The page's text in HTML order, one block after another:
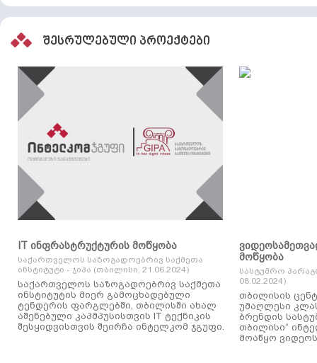
შესრულებული პროექტები
IT ინფრასტრუქტურის მოწყობა
საქართველოს საზოგადოებრივ საქმეთა
ინსტიტუტი - ჯიპა (თბილისი, 21.06.2024)
საქართველოს საზოგადოებრივ საქმეთა
ინსტიტუტის მიერ გამოცხადებული
ტენდერის ფარგლებში, თბილისში ახალ
აშენებული კაპმპუსისთვის IT ტექნიკის
შესყიდვისთვის შეირჩა ინტელკომ ჯგუფი.
მოწყობა
სასტუმრო
08.02.2024)
თბილისის
უმაღლესი
ბრენდის
თბილისი“
მოაწყო